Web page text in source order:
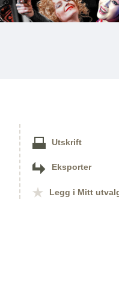
Utskrift
Eksporter
Legg i Mitt